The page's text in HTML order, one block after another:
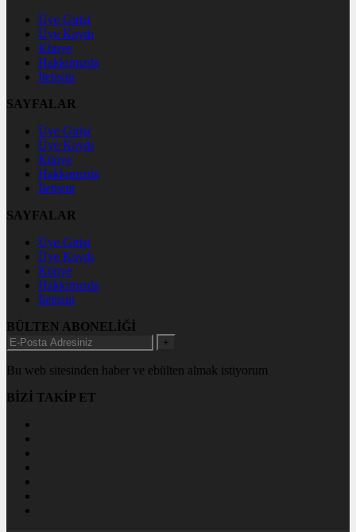
Üye Girişi
Üye Kaydı
Künye
Hakkımızda
İletişim
SAYFALAR
Üye Girişi
Üye Kaydı
Künye
Hakkımızda
İletişim
SAYFALAR
Üye Girişi
Üye Kaydı
Künye
Hakkımızda
İletişim
BÜLTEN ABONELİĞİ
+
Bu web sitesinden haber ve ebülten almak istiyorum
BİZİ TAKİP ET